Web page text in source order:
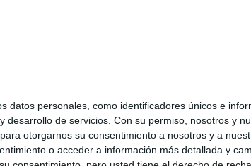
personales, como identificadores únicos e
desarrollo de servicios. Con su permiso, nosotros y
otorgarnos su consentimiento a nosotros y a
o acceder a información más detallada y